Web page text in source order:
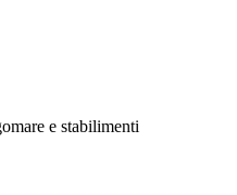
e stabilimenti